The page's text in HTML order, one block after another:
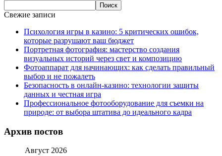
Поиск
Свежие записи
Психология игры в казино: 5 критических ошибок,
которые разрушают ваш бюджет
Портретная фотография: мастерство создания
визуальных историй через свет и композицию
Фотоаппарат для начинающих: как сделать правильный
выбор и не пожалеть
Безопасность в онлайн-казино: технологии защиты
данных и честная игра
Профессиональное фотооборудование для съемки на
природе: от выбора штатива до идеального кадра
Архив постов
Август 2026